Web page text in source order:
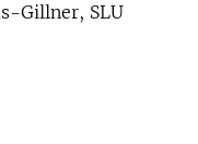
Gillner, SLU